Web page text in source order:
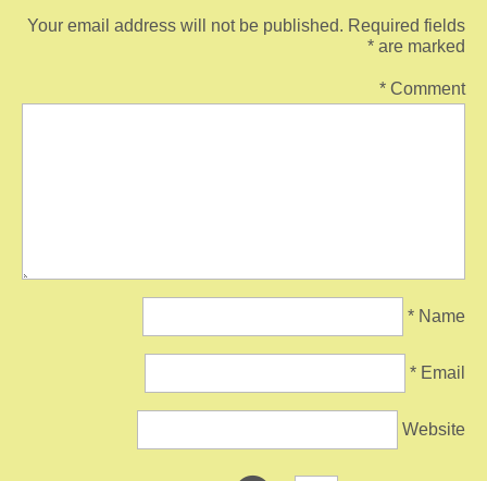
Your email address will not be published. Required fields
are marked
*
Comment
*
Name
*
Email
*
Website